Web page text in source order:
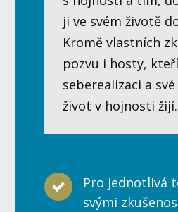
ji ve svém životě
Kromě vlastních
pozvu i hosty,
seberealizaci a
život v hojnosti žijí.
Pro jednotlivá
svými